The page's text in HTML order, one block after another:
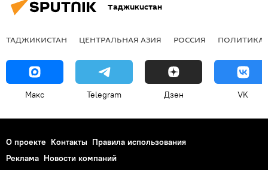
Таджикистан
ТАДЖИКИСТАН ЦЕНТРАЛЬНАЯ АЗИЯ РОССИЯ ПОЛИТИКА
Макс Telegram Дзен VK
О проекте Контакты Правила использования
Реклама Новости компаний